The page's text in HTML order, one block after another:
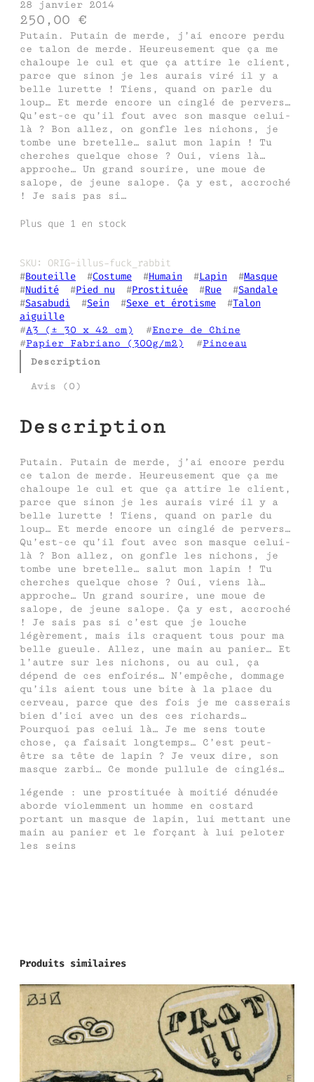
28 janvier 2014
250,00 €
Putain. Putain de merde, j’ai encore perdu
ce talon de merde. Heureusement que ça me
chaloupe le cul et que ça attire le client,
parce que sinon je les aurais viré il y a
belle lurette ! Tiens, quand on parle du
loup… Et merde encore un cinglé de pervers…
Qu’est-ce qu’il fout avec son masque celui-
là ? Bon allez, on gonfle les nichons, je
tombe une bretelle… salut mon lapin ! Tu
cherches quelque chose ? Oui, viens là…
approche… Un grand sourire, une moue de
salope, de jeune salope. Ça y est, accroché
! Je sais pas si…
Plus que 1 en stock
SKU:
ORIG-illus-fuck_rabbit
#Bouteille
  #
Costume
  #
Humain
  #
Lapin
  #
Masque
#Nudité
  #
Pied nu
  #
Prostituée
  #
Rue
  #
Sandale
#Sasabudi
  #
Sein
  #
Sexe et érotisme
  #
Talon
aiguille
#A3 (± 30 x 42 cm)
  #
Encre de Chine
#Papier Fabriano (300g/m2)
  #
Pinceau
Description
Avis (0)
Description
Putain. Putain de merde, j’ai encore perdu
ce talon de merde. Heureusement que ça me
chaloupe le cul et que ça attire le client,
parce que sinon je les aurais viré il y a
belle lurette ! Tiens, quand on parle du
loup… Et merde encore un cinglé de pervers…
Qu’est-ce qu’il fout avec son masque celui-
là ? Bon allez, on gonfle les nichons, je
tombe une bretelle… salut mon lapin ! Tu
cherches quelque chose ? Oui, viens là…
approche… Un grand sourire, une moue de
salope, de jeune salope. Ça y est, accroché
! Je sais pas si c’est que je louche
légèrement, mais ils craquent tous pour ma
belle gueule. Allez, une main au panier… Et
l’autre sur les nichons, ou au cul, ça
dépend de ces enfoirés… N’empêche, dommage
qu’ils aient tous une bite à la place du
cerveau, parce que des fois je me casserais
bien d’ici avec un des ces richards…
Pourquoi pas celui là… Je me sens toute
chose, ça faisait longtemps… C’est peut-
être sa tête de lapin ? Je veux dire, son
masque zarbi… Ce monde pullule de cinglés…
légende : une prostituée à moitié dénudée
aborde violemment un homme en costard
portant un masque de lapin, lui mettant une
main au panier et le forçant à lui peloter
les seins
Produits similaires